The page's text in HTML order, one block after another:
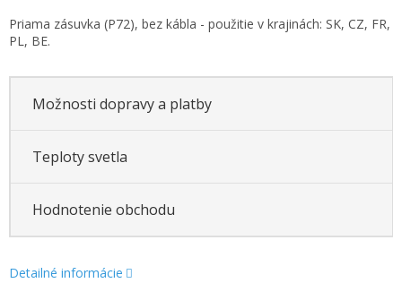
Priama zásuvka (P72), bez kábla - použitie v krajinách: SK, CZ, FR,
PL, BE.
Možnosti dopravy a platby
Teploty svetla
Hodnotenie obchodu
Detailné informácie